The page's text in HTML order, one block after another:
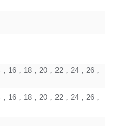
16，18，20，22，24，26，
16，18，20，22，24，26，